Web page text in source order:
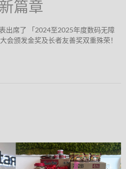
篇章
出席了 「2024至2025年度数码无障
会颁发金奖及长者友善奖双重殊荣！